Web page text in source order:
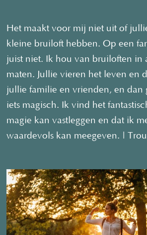
Het maakt voor mij niet uit of
kleine bruiloft hebben. Op een
juist niet. Ik hou van bruiloften in
maten. Jullie vieren het leven en
jullie familie en vrienden, en dan
iets magisch. Ik vind het
magie kan vastleggen en dat ik
waardevols kan meegeven. |